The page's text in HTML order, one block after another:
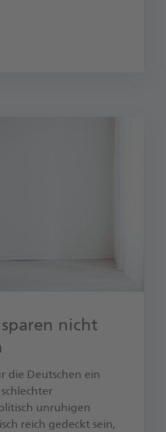
nicht
die Deutschen ein
unruhigen
reich gedeckt sein,